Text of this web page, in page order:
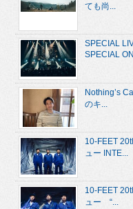
ても尚...
SPECIAL
SPECIAL
Nothing’s
のキ...
10-FEET
ュー INTE...
10-FEET
ュー “...